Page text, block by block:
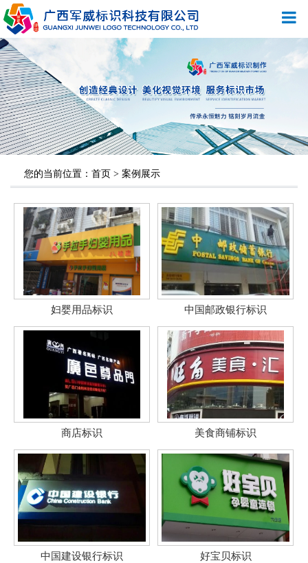
您的当前位置： 首页 > 案例展示
妇婴用品标识 中国邮政银行标识
商店标识 美食商铺标识
中国建设银行标识 好宝贝标识